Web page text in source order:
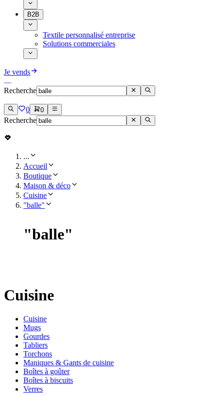
B2B
Textile personnalisé entreprise
Solutions commerciales
Je vends
Recherche
0 0
Recherche
...
Accueil
Boutique
Maison & déco
Cuisine
"balle"
"balle"
Cuisine
Cuisine
Mugs
Gourdes
Tabliers
Torchons
Maniques & Gants de cuisine
Boîtes à goûter
Boîtes à biscuits
Verres